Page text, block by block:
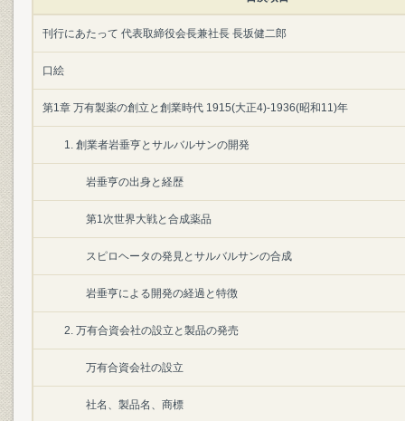
刊行にあたって 代表取締役会長兼社長 長坂健二郎
口絵
第1章 万有製薬の創立と創業時代 1915(大正4)-1936(昭和11)年
1. 創業者岩垂亨とサルバルサンの開発
岩垂亨の出身と経歴
第1次世界大戦と合成薬品
スピロヘータの発見とサルバルサンの合成
岩垂亨による開発の経過と特徴
2. 万有合資会社の設立と製品の発売
万有合資会社の設立
社名、製品名、商標